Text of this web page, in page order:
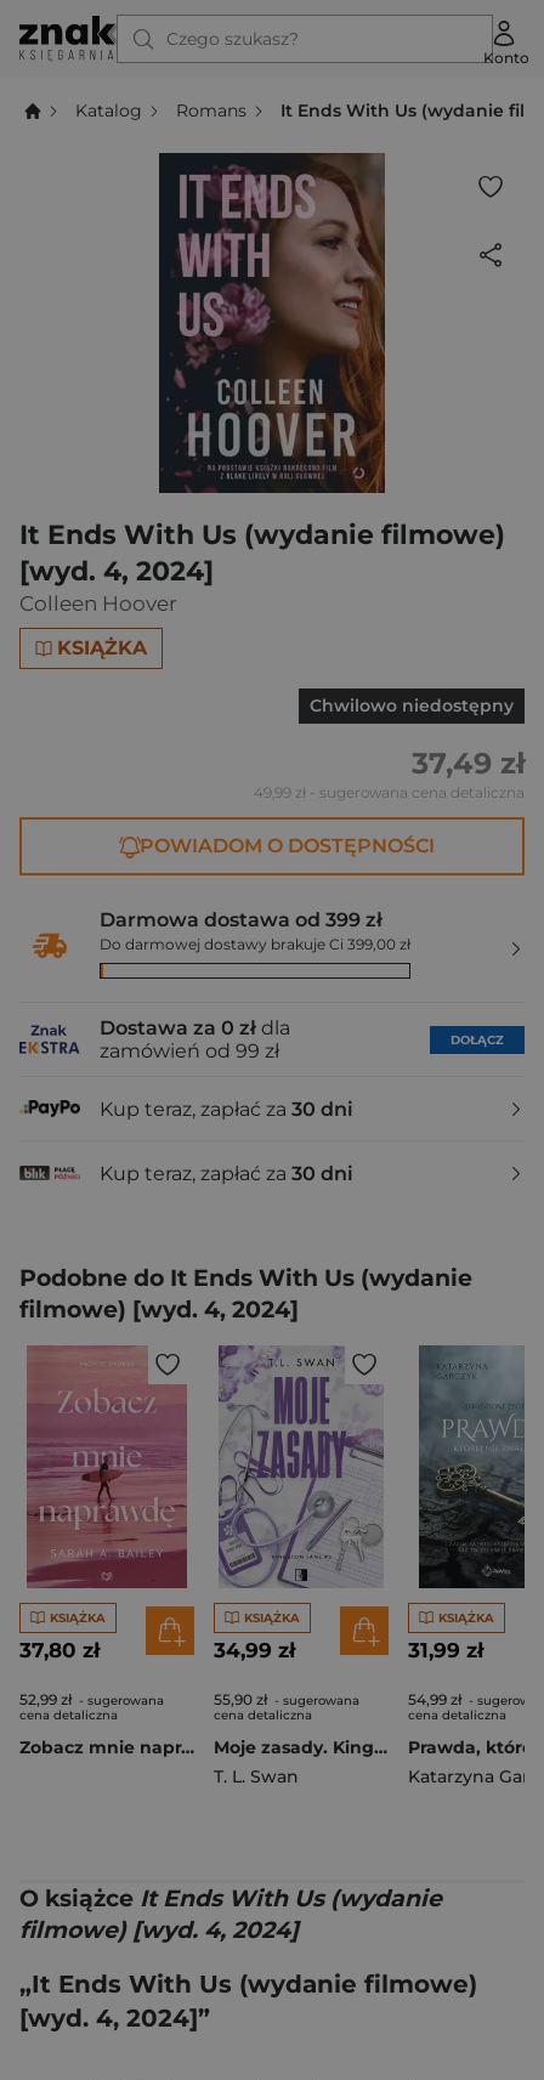
Czego szukasz?
Konto
Katalog Romans It Ends With Us (wydanie
It Ends With Us (wydanie filmowe)
[wyd. 4, 2024]
Colleen Hoover
KSIĄŻKA
Chwilowo niedostępny
37,49 zł
49,99 zł - sugerowana cena detaliczna
POWIADOM O DOSTĘPNOŚCI
Darmowa dostawa od 399 zł
Do darmowej dostawy brakuje Ci 399,00 zł
Dostawa za 0 zł dla
zamówień od 99 zł
DOŁĄCZ
Kup teraz, zapłać za 30 dni
Kup teraz, zapłać za 30 dni
Podobne do It Ends With Us (wydanie
filmowe) [wyd. 4, 2024]
KSIĄŻKA
37,80 zł
52,99 zł - sugerowana
cena detaliczna
Zobacz mnie naprawdę. Pacific Shores. Tom 3
KSIĄŻKA
34,99 zł
55,90 zł - sugerowana
cena detaliczna
Moje zasady. Kingston Lane. Tom 1
T. L. Swan
KSIĄŻKA
31,99 zł
54,99 zł -
cena detaliczna
Katarzyna
O książce It Ends With Us (wydanie
filmowe) [wyd. 4, 2024]
„It Ends With Us (wydanie filmowe)
[wyd. 4, 2024]”